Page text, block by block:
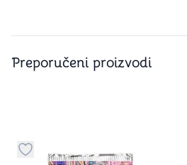
Preporučeni proizvodi
Dugme za dodavanje stvari u